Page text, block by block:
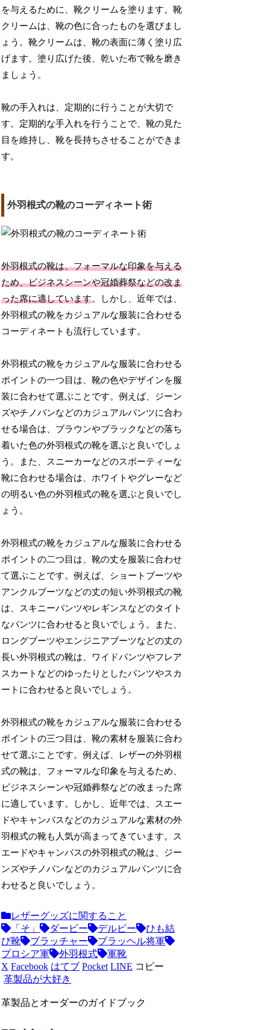
を与えるために、靴クリームを塗ります。靴
クリームは、靴の色に合ったものを選びまし
ょう。靴クリームは、靴の表面に薄く塗り広
げます。塗り広げた後、乾いた布で靴を磨き
ましょう。
靴の手入れは、定期的に行うことが大切で
す。定期的な手入れを行うことで、靴の見た
目を維持し、靴を長持ちさせることができま
す。
外羽根式の靴のコーディネート術
外羽根式の靴は、フォーマルな印象を与える
ため、ビジネスシーンや冠婚葬祭などの改ま
った席に適しています。しかし、近年では、
外羽根式の靴をカジュアルな服装に合わせる
コーディネートも流行しています。
外羽根式の靴をカジュアルな服装に合わせる
ポイントの一つ目は、靴の色やデザインを服
装に合わせて選ぶことです。例えば、ジーン
ズやチノパンなどのカジュアルパンツに合わ
せる場合は、ブラウンやブラックなどの落ち
着いた色の外羽根式の靴を選ぶと良いでしょ
う。また、スニーカーなどのスポーティーな
靴に合わせる場合は、ホワイトやグレーなど
の明るい色の外羽根式の靴を選ぶと良いでし
ょう。
外羽根式の靴をカジュアルな服装に合わせる
ポイントの二つ目は、靴の丈を服装に合わせ
て選ぶことです。例えば、ショートブーツや
アンクルブーツなどの丈の短い外羽根式の靴
は、スキニーパンツやレギンスなどのタイト
なパンツに合わせると良いでしょう。また、
ロングブーツやエンジニアブーツなどの丈の
長い外羽根式の靴は、ワイドパンツやフレア
スカートなどのゆったりとしたパンツやスカ
ートに合わせると良いでしょう。
外羽根式の靴をカジュアルな服装に合わせる
ポイントの三つ目は、靴の素材を服装に合わ
せて選ぶことです。例えば、レザーの外羽根
式の靴は、フォーマルな印象を与えるため、
ビジネスシーンや冠婚葬祭などの改まった席
に適しています。しかし、近年では、スエー
ドやキャンバスなどのカジュアルな素材の外
羽根式の靴も人気が高まってきています。ス
エードやキャンバスの外羽根式の靴は、ジー
ンズやチノパンなどのカジュアルパンツに合
わせると良いでしょう。
レザーグッズに関すること
「そ」
ダービー デルビー
ひも結
び靴
ブラッチャー
ブラッヘル将軍
プロシア軍
外羽根式
軍靴
X Facebook はてブ Pocket LINE コピー
革製品が大好き
革製品とオーダーのガイドブック